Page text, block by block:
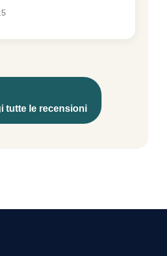
tutte le recensioni